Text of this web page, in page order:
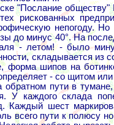
"Послание обществу"
рискованных
непогоду.
до минус 40°. На
- летом! - было
складывается из
форма шипов на
- со щитом
пути в тумане, во
У каждого склада
Каждый шест
всего пути к полюсу